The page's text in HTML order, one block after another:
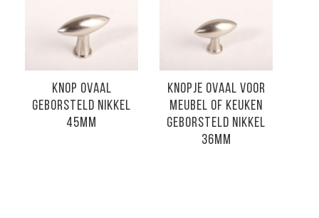
KNOP OVAAL
GEBORSTELD NIKKEL
45MM
KNOPJE OVAAL VOOR
MEUBEL OF KEUKEN
GEBORSTELD NIKKEL
36MM